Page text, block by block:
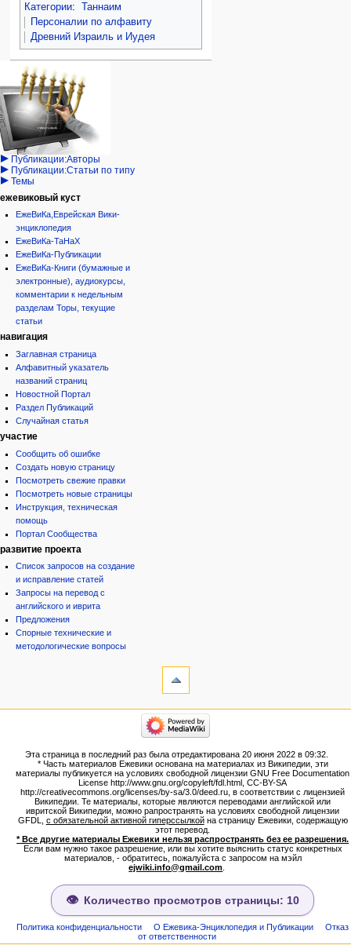
Категории:
Таннаим
Персоналии по алфавиту
Древний Израиль и Иудея
Навигация
персональные инструменты
войти
запрос
учётной
записи
категории
Израиль:Страна и
государство
Иудаизм
Народ
Проекты
Проекты/Участники/
дополнения
Публикации:Авторы
Публикации:Статьи по типу
Темы
ежевиковый куст
ЕжеВиКа,Еврейская Вики-
энциклопедия
ЕжеВиКа-ТаНаХ
ЕжеВиКа-Публикации
ЕжеВиКа-Книги (бумажные и
электронные), аудиокурсы,
комментарии к недельным
разделам Торы, текущие
статьи
навигация
Заглавная страница
Алфавитный указатель
названий страниц
Новостной Портал
Раздел Публикаций
Случайная статья
участие
Сообщить об ошибке
Создать новую страницу
Посмотреть свежие правки
Посмотреть новые страницы
Инструкция, техническая
помощь
Портал Сообщества
развитие проекта
Список запросов на создание
и исправление статей
Запросы на перевод с
английского и иврита
Предложения
Спорные технические и
методологические вопросы
Версия
для
Постоянная
ссылка
Сведения
о странице
категории
Народ
Проекты
Проекты/Участники/
дополнения
Публикации:Авторы
Публикации:Статьи по типу
Темы
ежевиковый куст
ЕжеВиКа,Еврейская Вики-
ЕжеВиКа-ТаНаХ
ЕжеВиКа-Публикации
ЕжеВиКа-Книги (бумажные и
электронные), аудиокурсы,
Эта страница в последний раз была отредактирована 20 июня 2022 в 09:32.
* Часть материалов Ежевики основана на материалах из Википедии, эти
материалы публикуется на условиях свободной лицензии GNU Free Documentation
License http://www.gnu.org/copyleft/fdl.html, CC-BY-SA
http://creativecommons.org/licenses/by-sa/3.0/deed.ru, в соответствии с лицензией
Википедии. Те материалы, которые являются переводами английской или
ивритской Википедии, можно рапространять на условиях свободной лицензии
GFDL, с обязательной активной гиперссылкойна страницу Ежевики, содержащую
этот перевод.
* Все другие материалы Ежевики нельзя распространять без ее разрешения.
Если вам нужно такое разрешение, или вы хотите выяснить статус конкретных
материалов, - обратитесь, пожалуйста с запросом на мэйл
ejwiki.info@gmail.com
Количество просмотров страницы: 10
Политика конфиденциальности О Ежевика-Энциклопедия и Публикации
Отказ
от ответственности